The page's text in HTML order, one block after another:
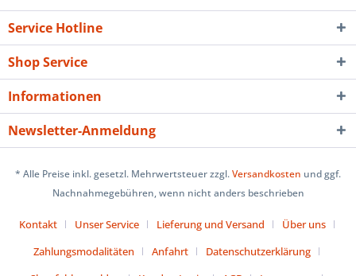
Service Hotline
Shop Service
Informationen
Newsletter-Anmeldung
* Alle Preise inkl. gesetzl. Mehrwertsteuer zzgl.Versandkosten und ggf.
Nachnahmegebühren, wenn nicht anders beschrieben
Kontakt Unser Service Lieferung und Versand
Über uns
Zahlungsmodalitäten
Anfahrt
Datenschutzerklärung